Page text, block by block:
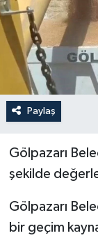
Paylaş
Gölpazarı
şekilde
Gölpazarı
bir geçim